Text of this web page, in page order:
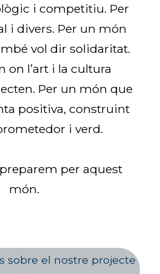
i competitiu. Per
i divers. Per un món
vol dir solidaritat.
on l’art i la cultura
Per un món que
positiva, construint
i verd.
per aquest
món.
sobre el nostre projecte